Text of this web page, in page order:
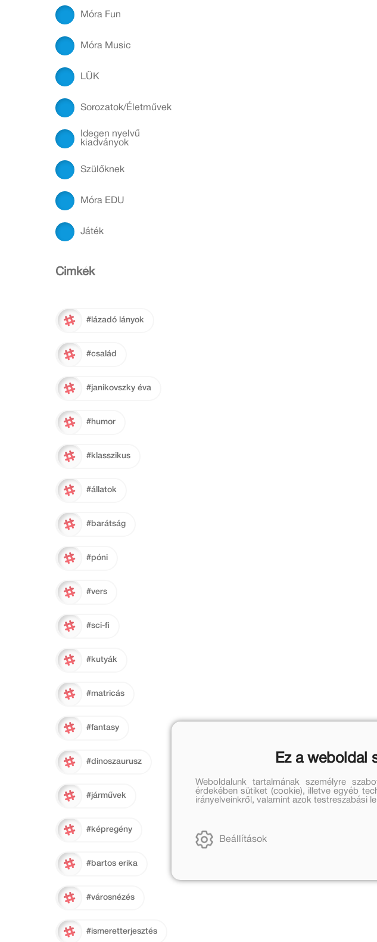
Móra Fun
Móra Music
LÜK
Sorozatok/Életművek
Idegen nyelvű
kiadványok
Szülőknek
Móra EDU
Játék
Cimkék
#lázadó lányok
#család
#janikovszky éva
#humor
#klasszikus
#állatok
#barátság
#póni
#vers
#sci-fi
#kutyák
#matricás
#fantasy
#dinoszaurusz
#járművek
#képregény
#bartos erika
#városnézés
#ismeretterjesztés
Ez a weboldal
Weboldalunk tartalmának személyre
érdekében sütiket (cookie), illetve egyéb
irányelveinkről, valamint azok testreszabási
Beállítások